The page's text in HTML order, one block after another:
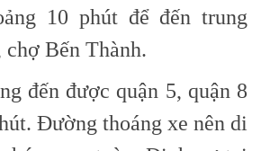
10 phút để đến trung
chợ Bến Thành.
đến được quận 5, quận 8
Đường thoáng xe nên di